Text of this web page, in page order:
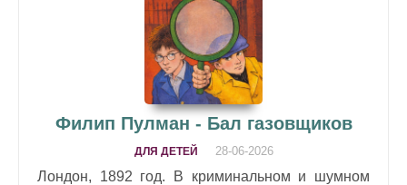
Филип Пулман - Бал газовщиков
ДЛЯ ДЕТЕЙ 28-06-2026
Лондон, 1892 год. В криминальном и шумном